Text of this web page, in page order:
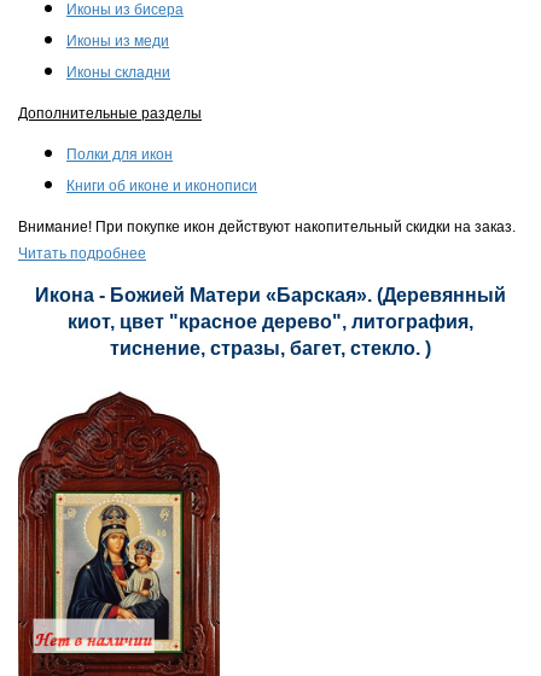
Иконы из бисера
Иконы из меди
Иконы складни
Дополнительные разделы
Полки для икон
Книги об иконе и иконописи
Внимание! При покупке икон действуют накопительный скидки на заказ.
Читать подробнее
Икона - Божией Матери «Барская». (Деревянный
киот, цвет "красное дерево", литография,
тиснение, стразы, багет, стекло. )